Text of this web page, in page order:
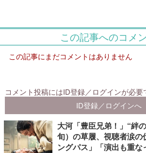
大河「豊臣兄弟！」“絆
旬）の草履、視聴者涙の
ングパス」「演出も重